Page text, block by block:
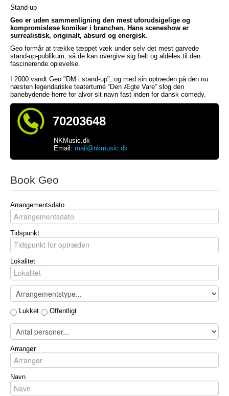
Stand-up
Geo er uden sammenligning den mest uforudsigelige og
kompromisløse komiker i branchen. Hans sceneshow er
surrealistisk, originalt, absurd og energisk.
Geo formår at trække tæppet væk under selv det mest garvede
stand-up-publikum, så de kan overgive sig helt og aldeles til den
fascinerende oplevelse.
I 2000 vandt Geo "DM i stand-up", og med sin optræden på den nu
næsten legendariske teaterturné “Den Ægte Vare” slog den
banebydende herre for alvor sit navn fast inden for dansk comedy.
70203648
NKMusic.dk
Email: mail@nkmusic.dk
Book Geo
Arrangementsdato
Tidspunkt
Lokalitet
Lukket Offentligt
Arrangør
Navn